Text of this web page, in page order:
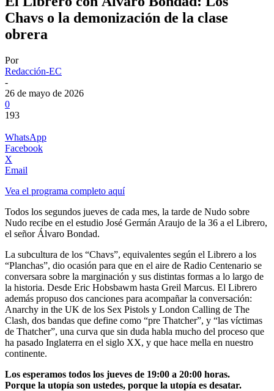
Chavs o la demonización de la clase
obrera
Por
Redacción-EC
-
26 de mayo de 2026
0
193
WhatsApp
Facebook
X
Email
Vea el programa completo aquí
Todos los segundos jueves de cada mes, la tarde de Nudo sobre
Nudo recibe en el estudio José Germán Araujo de la 36 a el Librero,
el señor Álvaro Bondad.
La subcultura de los “Chavs”, equivalentes según el Librero a los
“Planchas”, dio ocasión para que en el aire de Radio Centenario se
conversara sobre la marginación y sus distintas formas a lo largo de
la historia. Desde Eric Hobsbawm hasta Greil Marcus. El Librero
además propuso dos canciones para acompañar la conversación:
Anarchy in the UK de los Sex Pistols y London Calling de The
Clash, dos bandas que define como “pre Thatcher”, y “las víctimas
de Thatcher”, una curva que sin duda habla mucho del proceso que
ha pasado Inglaterra en el siglo XX, y que hace mella en nuestro
continente.
Los esperamos todos los jueves de 19:00 a 20:00 horas.
Porque la utopía son ustedes, porque la utopía es desatar.